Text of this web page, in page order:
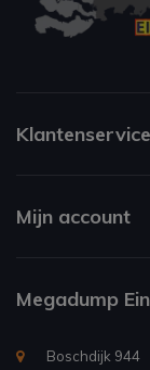
Klantenservice
Mijn account
Megadump
Boschdijk 944